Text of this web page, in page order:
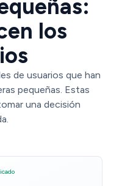
los
de usuarios que han
pequeñas. Estas
una decisión